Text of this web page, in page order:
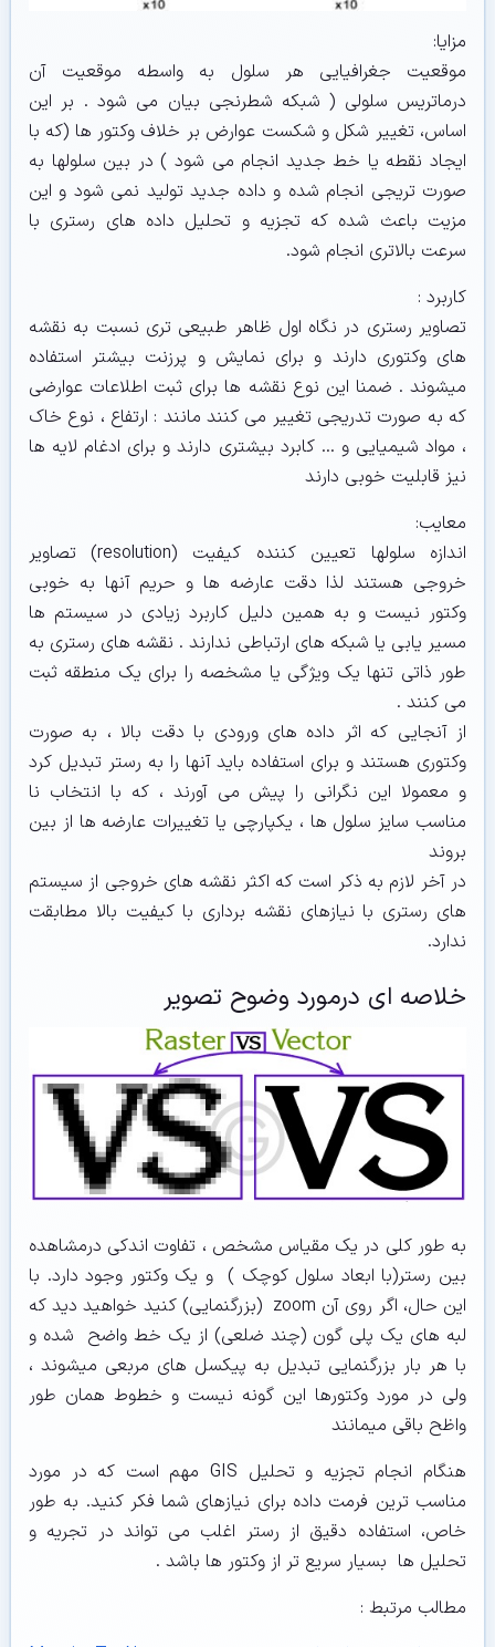
مزایا:
موقعیت جغرافیایی هر سلول به واسطه موقعیت آن
درماتریس سلولی ( شبکه شطرنجی بیان می شود . بر این
اساس، تغییر شکل و شکست عوارض بر خلاف وکتور ها (که با
ایجاد نقطه یا خط جدید انجام می شود ) در بین سلولها به
صورت تریجی انجام شده و داده جدید تولید نمی شود و این
مزیت باعث شده که تجزیه و تحلیل داده های رستری با
سرعت بالاتری انجام شود.
کاربرد :
تصاویر رستری در نگاه اول ظاهر طبیعی تری نسبت به نقشه
های وکتوری دارند و برای نمایش و پرزنت بیشتر استفاده
میشوند . ضمنا این نوع نقشه ها برای ثبت اطلاعات عوارضی
که به صورت تدریجی تغییر می کنند مانند : ارتفاع ، نوع خاک
، مواد شیمیایی و … کابرد بیشتری دارند و برای ادغام لایه ها
نیز قابلیت خوبی دارند
معایب:
اندازه سلولها تعیین کننده کیفیت (resolution) تصاویر
خروجی هستند لذا دقت عارضه ها و حریم آنها به خوبی
وکتور نیست و به همین دلیل کاربرد زیادی در سیستم ها
مسیر یابی یا شبکه های ارتباطی ندارند . نقشه های رستری به
طور ذاتی تنها یک ویژگی یا مشخصه را برای یک منطقه ثبت
می کنند .
از آنجایی که اثر داده های ورودی با دقت بالا ، به صورت
وکتوری هستند و برای استفاده باید آنها را به رستر تبدیل کرد
و معمولا این نگرانی را پیش می آورند ، که با انتخاب نا
مناسب سایز سلول ها ، یکپارچی یا تغییرات عارضه ها از بین
بروند
در آخر لازم به ذکر است که اکثر نقشه های خروجی از سیستم
های رستری با نیازهای نقشه برداری با کیفیت بالا مطابقت
ندارد.
خلاصه ای درمورد وضوح تصویر
به طور کلی در یک مقیاس مشخص ، تفاوت اندکی درمشاهده
بین رستر(با ابعاد سلول کوچک ) و یک وکتور وجود دارد. با
این حال، اگر روی آن zoom (بزرگنمایی) کنید خواهید دید که
لبه های یک پلی گون (چند ضلعی) از یک خط واضح شده و
با هر بار بزرگنمایی تبدیل به پیکسل های مربعی میشوند ،
ولی در مورد وکتورها این گونه نیست و خطوط همان طور
واظح باقی میمانند
هنگام انجام تجزیه و تحلیل GIS مهم است که در مورد
مناسب ترین فرمت داده برای نیازهای شما فکر کنید. به طور
خاص، استفاده دقیق از رستر اغلب می تواند در تجریه و
تحلیل ها بسیار سریع تر از وکتور ها باشد .
مطالب مرتبط :